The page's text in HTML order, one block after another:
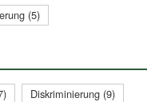
(5)
Diskriminierung (9)